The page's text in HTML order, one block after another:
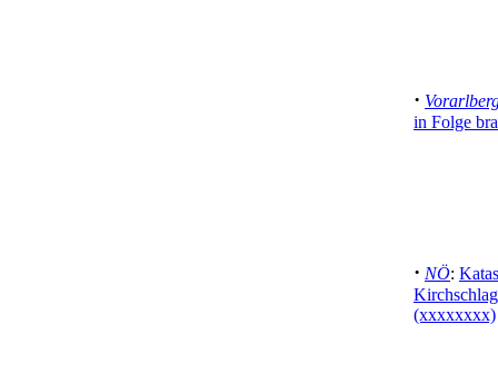
·
in Folge
· NÖ:
(xxxxxxxx)